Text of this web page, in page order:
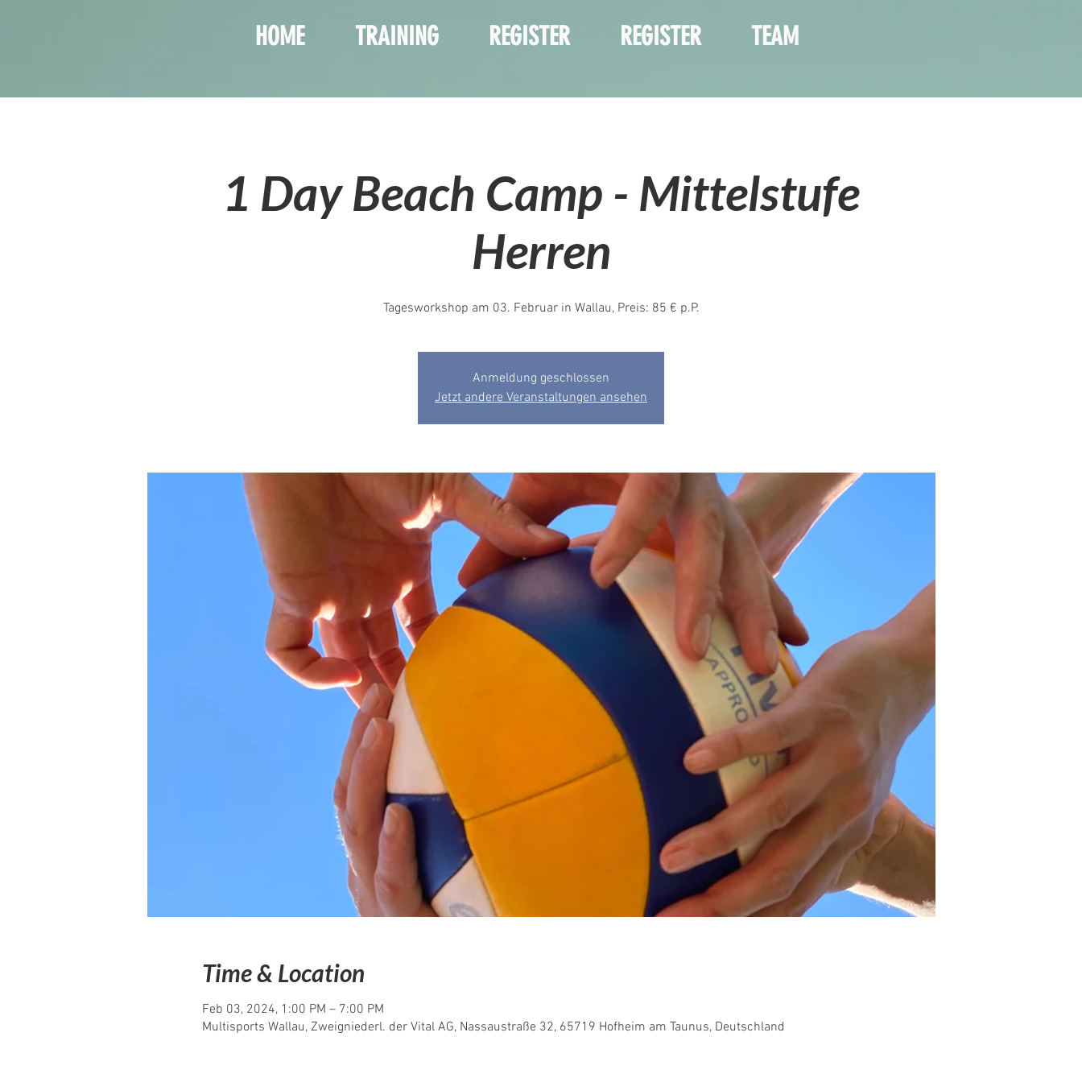
HOME TRAINING REGISTER REGISTER TEAM
1 Day Beach Camp - Mittelstufe
Herren
Tagesworkshop am 03. Februar in Wallau, Preis: 85 € p.P.
Anmeldung geschlossen
Jetzt andere Veranstaltungen ansehen
Time & Location
Feb 03, 2024, 1:00 PM – 7:00 PM
Multisports Wallau, Zweigniederl. der Vital AG, Nassaustraße 32, 65719 Hofheim am Taunus, Deutschland